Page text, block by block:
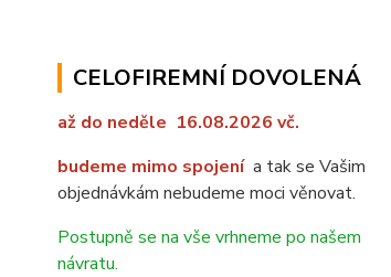
CELOFIREMNÍ DOVOLENÁ
až do neděle 16.08.2026 vč.
budeme mimo spojení a tak se Vašim
objednávkám nebudeme moci věnovat.
Postupně se na vše vrhneme po našem
návratu.